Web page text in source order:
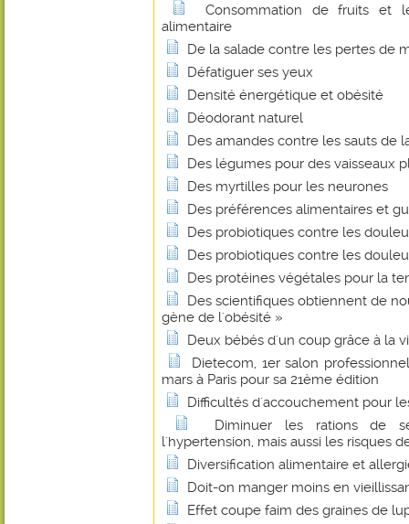
Consommation de fruits et
alimentaire
De la salade contre les pertes de
Défatiguer ses yeux
Densité énergétique et obésité
Déodorant naturel
Des amandes contre les sauts de
Des légumes pour des vaisseaux
Des myrtilles pour les neurones
Des préférences alimentaires et
Des probiotiques contre les
Des probiotiques contre les
Des protéines végétales pour la
Des scientifiques obtiennent de
gène de l'obésité »
Deux bébés d'un coup grâce à la
Dietecom, 1er salon
mars à Paris pour sa 21ème édition
Difficultés d'accouchement pour
Diminuer les rations de
l'hypertension, mais aussi les risques
Diversification alimentaire et
Doit-on manger moins en
Effet coupe faim des graines de